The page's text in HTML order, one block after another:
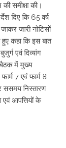
समीक्षा की।
दिए कि 65 वर्ष
जारी नोटिसों
कहा कि इस बात
एवं दिव्यांग
बैठक में मुख्य
7 एवं फार्म 8
ससमय निस्तारण
एवं आपत्तियों के